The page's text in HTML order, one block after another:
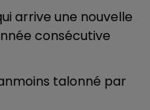
arrive une nouvelle
consécutive
talonné par